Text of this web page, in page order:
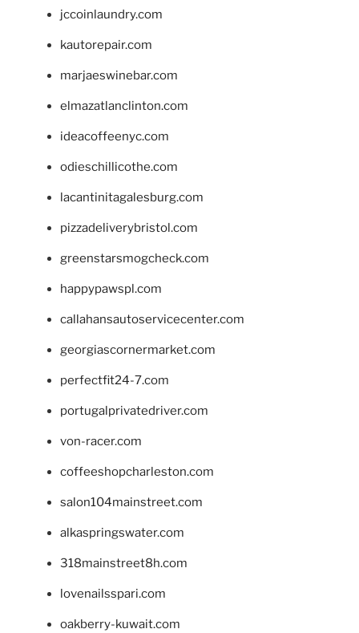
jccoinlaundry.com
kautorepair.com
marjaeswinebar.com
elmazatlanclinton.com
ideacoffeenyc.com
odieschillicothe.com
lacantinitagalesburg.com
pizzadeliverybristol.com
greenstarsmogcheck.com
happypawspl.com
callahansautoservicecenter.com
georgiascornermarket.com
perfectfit24-7.com
portugalprivatedriver.com
von-racer.com
coffeeshopcharleston.com
salon104mainstreet.com
alkaspringswater.com
318mainstreet8h.com
lovenailsspari.com
oakberry-kuwait.com